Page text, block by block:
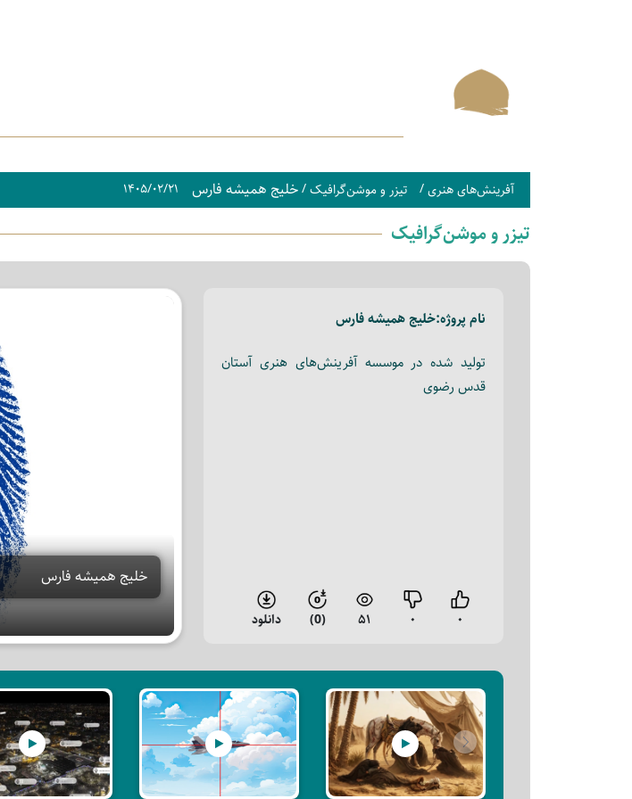
آفرینش‌های هنری/ تیزر و موشن‌گرافیک/خلیج همیشه فارس ۱۴۰۵/۰۲/۲۱
تیزر و موشن‌گرافیک
نام پروژه:خلیج همیشه فارس
تولید شده در موسسه آفرینش‌های هنری آستان
قدس رضوی
۰ ۰ ۵۱ (0) دانلود
خلیج همیشه فارس